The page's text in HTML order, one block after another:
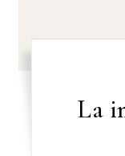
La